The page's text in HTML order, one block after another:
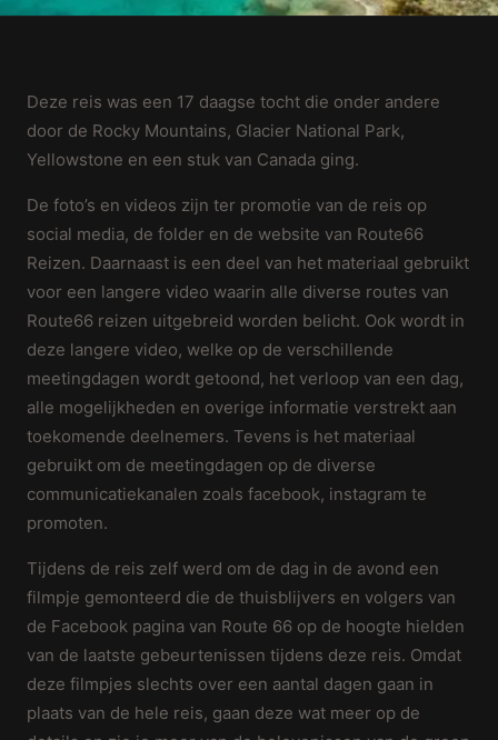
Deze reis was een 17 daagse tocht die onder andere
door de Rocky Mountains, Glacier National Park,
Yellowstone en een stuk van Canada ging.
De foto’s en videos zijn ter promotie van de reis op
social media, de folder en de website van Route66
Reizen. Daarnaast is een deel van het materiaal gebruikt
voor een langere video waarin alle diverse routes van
Route66 reizen uitgebreid worden belicht. Ook wordt in
deze langere video, welke op de verschillende
meetingdagen wordt getoond, het verloop van een dag,
alle mogelijkheden en overige informatie verstrekt aan
toekomende deelnemers. Tevens is het materiaal
gebruikt om de meetingdagen op de diverse
communicatiekanalen zoals facebook, instagram te
promoten.
Tijdens de reis zelf werd om de dag in de avond een
filmpje gemonteerd die de thuisblijvers en volgers van
de Facebook pagina van Route 66 op de hoogte hielden
van de laatste gebeurtenissen tijdens deze reis. Omdat
deze filmpjes slechts over een aantal dagen gaan in
plaats van de hele reis, gaan deze wat meer op de